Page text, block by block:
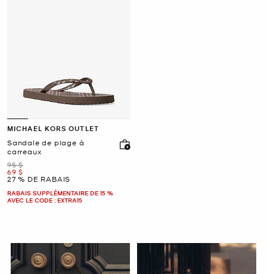
MICHAEL KORS OUTLET
Sandale de plage à
carreaux
était
95 $
maintenant
69 $
27 % DE RABAIS
RABAIS SUPPLÉMENTAIRE DE 15 %
AVEC LE CODE : EXTRA15